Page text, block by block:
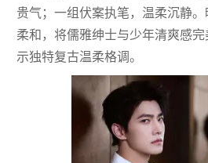
贵气；一组伏案执笔，温柔沉静
柔和，将儒雅绅士与少年清爽感
示独特复古温柔格调。